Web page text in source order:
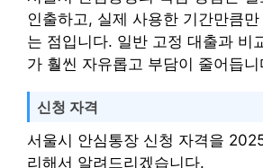
인출하고, 실제 사용한 기간만큼
는 점입니다. 일반 고정 대출과 비
가 훨씬 자유롭고 부담이 줄어듭니
신청 자격
서울시 안심통장 신청 자격을
리해서 알려드리겠습니다.